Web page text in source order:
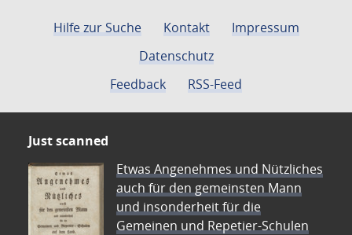
Hilfe zur Suche Kontakt
Impressum
Datenschutz
Feedback
RSS-Feed
Just scanned
Etwas Angenehmes und Nützliches
auch für den gemeinsten Mann
und insonderheit für die
Gemeinen und Repetier-Schulen